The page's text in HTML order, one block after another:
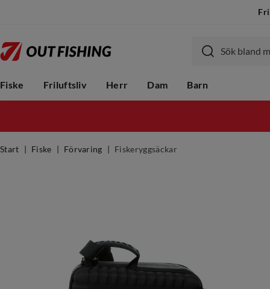
Fiske Friluftsliv Herr Dam Barn
Start Fiske Förvaring Fiskeryggsäckar